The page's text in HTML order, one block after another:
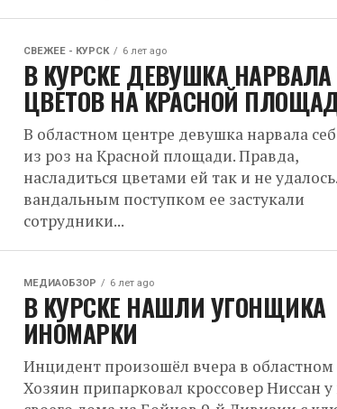
СВЕЖЕЕ - КУРСК 6 лет ago
В КУРСКЕ ДЕВУШКА НАРВАЛА
ЦВЕТОВ НА КРАСНОЙ
В областном центре девушка нарвала
из роз на Красной площади. Правда,
насладиться цветами ей так и не
вандальным поступком ее застукали
сотрудники...
МЕДИАОБЗОР 6 лет ago
В КУРСКЕ НАШЛИ УГОНЩИКА
ИНОМАРКИ
Инцидент произошёл вчера в областном
Хозяин припарковал кроссовер Ниссан у